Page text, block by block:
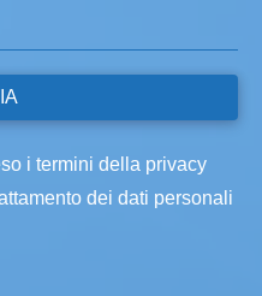
i termini della privacy
dei dati personali